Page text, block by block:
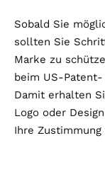
Sobald Sie
sollten Sie
Marke zu
beim US-
Damit erhalten
Logo oder
Ihre